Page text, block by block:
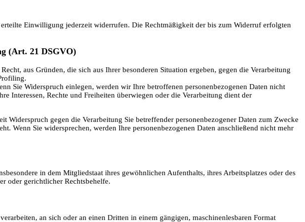
Einwilligung jederzeit widerrufen. Die Rechtmäßigkeit der bis zum Widerruf erfolgten
(Art. 21 DSGVO)
aus Gründen, die sich aus Ihrer besonderen Situation ergeben, gegen die Verarbeitung
Sie Widerspruch einlegen, werden wir Ihre betroffenen personenbezogenen Daten nicht
Interessen, Rechte und Freiheiten überwiegen oder die Verarbeitung dient der
Widerspruch gegen die Verarbeitung Sie betreffender personenbezogener Daten zum Zwecke
Wenn Sie widersprechen, werden Ihre personenbezogenen Daten anschließend nicht mehr
in dem Mitgliedstaat ihres gewöhnlichen Aufenthalts, ihres Arbeitsplatzes oder des
oder gerichtlicher Rechtsbehelfe.
an sich oder an einen Dritten in einem gängigen, maschinenlesbaren Format